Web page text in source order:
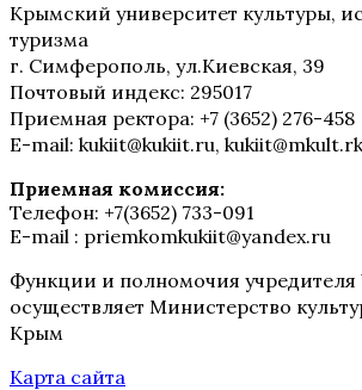
Крымский университет культуры,
туризма
г. Симферополь, ул.Киевская, 39
Почтовый индекс: 295017
Приемная ректора: +7 (3652) 276-458
E-mail: kukiit@kukiit.ru,
Приемная комиссия:
Телефон: +7(3652) 733-091
E-mail : priemkomkukiit@yandex.ru
Функции и полномочия учредителя
осуществляет Министерство
Крым
Карта сайта